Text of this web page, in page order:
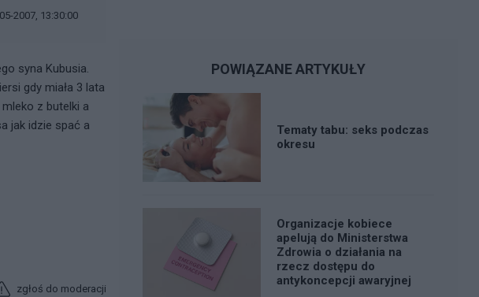
2007, 13:30:00
syna Kubusia.
gdy miała 3 lata
z butelki a
jak idzie spać a
zgłoś do moderacji
POWIĄZANE ARTYKUŁY
Tematy tabu: seks podczas
okresu
Organizacje kobiece
apelują do Ministerstwa
Zdrowia o działania na
rzecz dostępu do
antykoncepcji awaryjnej